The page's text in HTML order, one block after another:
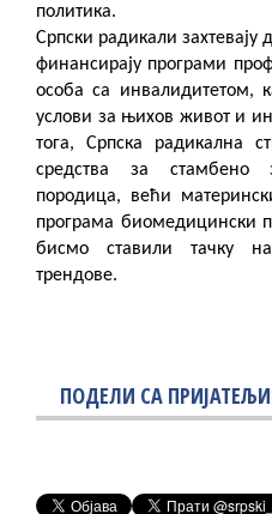
политика.
Српски радикали захтевају
финансирају програми
особа са инвалидитетом,
услови за њихов живот и
тога, Српска радикална
средства за стамбено
породица, већи
програма биомедицински
бисмо ставили тачку
трендове.
ПОДЕЛИ СА